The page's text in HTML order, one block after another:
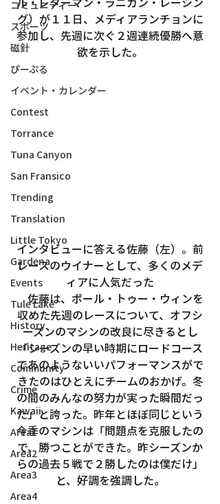
コミュニティー
スポーツ
磁針
ぴーぷる
イベント・カレンダー
Contest
Torrance
Tuna Canyon
San Fransico
Trending
Translation
Little Tokyo
Gardena
Events
Tule Lake
History
Heritage
Community
Crime
Kawaii
Area1
Area2
Area3
Area4
グ）が１１日、メディアランチョンに
参加し、先週に次ぐ２週連続優勝へ意
欲を示した。
インタビューに答える佐藤（左）。前
レースのウイナーとして、多くのメデ
ィアに人気だった
佐藤は、ポール・トゥー・ウィンを
収めた先週のレースについて、オフシ
ーズンのマシンの改良に尽きるとし
「シーズンの早い時期にロードコース
であのようないいパフォーマンスがで
きたのはひとえにチームのおかげ。冬
の間のみんなの努力が実った瞬間だっ
た」と誇った。昨年とほぼ同じという
今季のマシンは「問題点を克服したの
で、勝つことができた。昨シーズンか
らの過去５戦で２勝したのは僕だけ」
と、好調を強調した。